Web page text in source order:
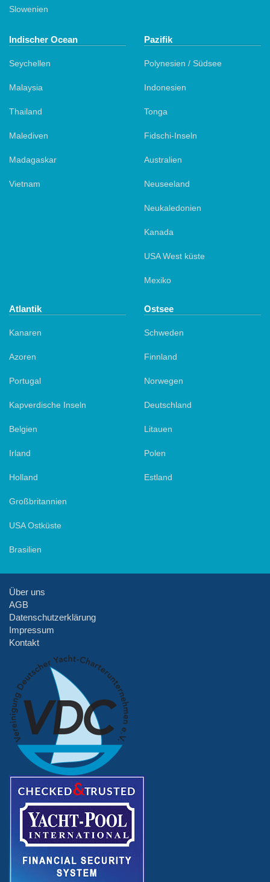
Slowenien
Indischer Ocean
Seychellen
Malaysia
Thailand
Malediven
Madagaskar
Vietnam
Pazifik
Polynesien / Südsee
Indonesien
Tonga
Fidschi-Inseln
Australien
Neuseeland
Neukaledonien
Kanada
USA West küste
Mexiko
Atlantik
Kanaren
Azoren
Portugal
Kapverdische Inseln
Belgien
Irland
Holland
Großbritannien
USA Ostküste
Brasilien
Ostsee
Schweden
Finnland
Norwegen
Deutschland
Litauen
Polen
Estland
Über uns
AGB
Datenschutzerklärung
Impressum
Kontakt